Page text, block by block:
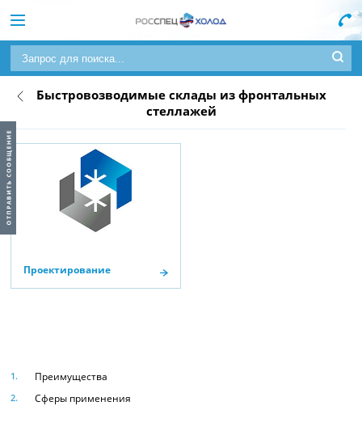
Быстровозводимые склады из фронтальных
стеллажей
Проектирование
Преимущества
Сферы применения